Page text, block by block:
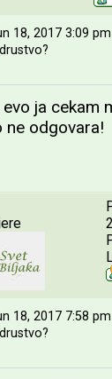
18, 2017 3:09 pm
ja cekam
ne odgovara!
18, 2017 7:58 pm